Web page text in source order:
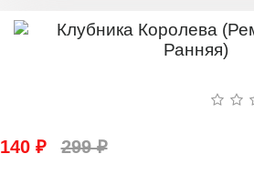
140 ₽ 299 ₽